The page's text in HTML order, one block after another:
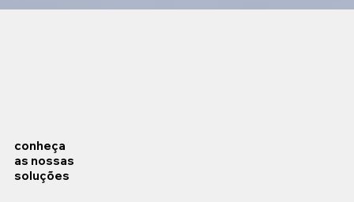
conheça
as nossas
soluções